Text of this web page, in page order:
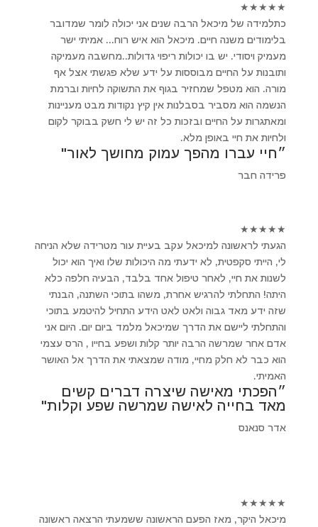
★
★
★
★
★
כתלמידה של מיכאל הרבה שנים אני יכולה לומר שמדובר
בלימודים משנה חיים. מיכאל הוא איש רוח... אמיתי ישר
מעמיק ויסודי. יש בו יכולות ריפוי גדולות..מחשבה מעמיקה
ותובנות על החיים מבוססות על ידע שלא פגשתי אצל אף
מורה. הוא מטפל שמחזיר בגוף את התשוקה לחיות וברמת
הנשמה הוא מסביר בסבלנות אין קיץ נקודות מבט מעניינות
ומאתגרות על החיים ובזכות כל זה יש לי חשק בבוקר לקום
ולחיות את חיי באופן מלא.
״חיי עברו מהפך עמוק מחושך לאור"
פרידה חבר
★
★
★
★
★
הגעתי לראשונה למיכאל עקב בעיית עור מטרידה שלא הניחה
לי, הייתי סקפטית, לא ידעתי מה היכולות שלו ואיך הוא יכול
לשנות את חיי, לאחר טיפול אחד בלבד, הבעיה חלפה כלא
היתה! התחלתי להרגיש אחרת, משהו בתוכי השתנה, הבנתי
שזה ידע מאד גבוה ולאט לאט הידע התחיל להיטמע בתוכי
והתחלתי ליישם את הדרך שמיכאל מלמד ביום יום. היום אני
אדם אחר שמרשה הרבה יותר קלות ושפע בחייו , הרס עצמי
הוא כבר לא חלק מחיי, מודה שמצאתי את הדרך אל האושר
האמיתי.
״הפכתי מאישה שיצרה דברים קשים
מאד בחייה לאישה שמרשה שפע וקלות"
אדר סנאנס
★
★
★
★
★
מיכאל היקר, מאז הפעם הראשונה ששמעתי הרצאה ראשונה